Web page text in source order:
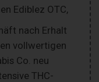
Ediblez OTC,
nach Erhalt
vollwertigen
Co. neu
THC-